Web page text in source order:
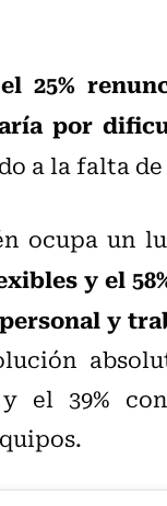
el 25%
por
a la falta
ocupa un
y el
y
el 39%